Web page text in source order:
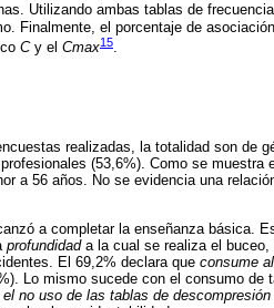
Utilizando ambas tablas de
Finalmente, el porcentaje de
Cy el Cmax15.
realizadas, la totalidad son de
(53,6%). Como se
a 56 años. No se evidencia una
a completar la enseñanza básica.
profundidada la cual se realiza el buceo,
El 69,2% declara que consume
Lo mismo sucede con el consumo
el no uso de las tablas de descompresión